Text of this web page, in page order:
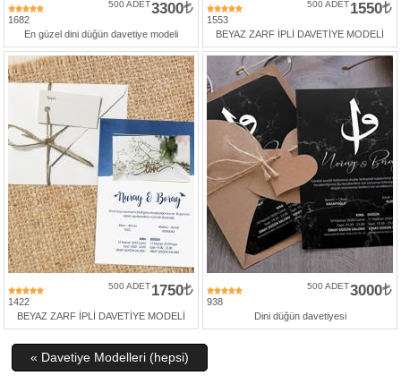
1682
3300
500 ADET
En güzel dini düğün davetiye modeli
1553
1550
500 ADET
BEYAZ ZARF İPLİ DAVETİYE MODELİ
1422
1750
500 ADET
BEYAZ ZARF İPLİ DAVETİYE MODELİ
938
3000
500 ADET
Dini düğün davetiyesi
« Davetiye Modelleri (hepsi)